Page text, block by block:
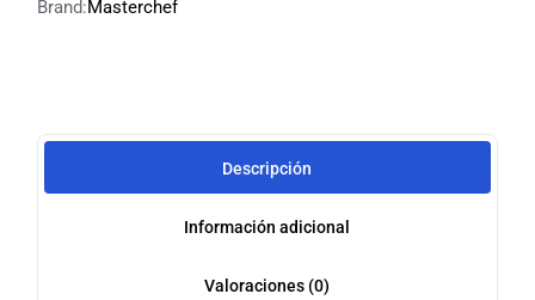
Brand:Masterchef
Descripción
Información adicional
Valoraciones (0)